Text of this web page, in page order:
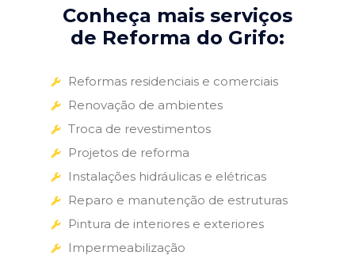
Conheça mais serviços
de Reforma do Grifo:
Reformas residenciais e comerciais
Renovação de ambientes
Troca de revestimentos
Projetos de reforma
Instalações hidráulicas e elétricas
Reparo e manutenção de estruturas
Pintura de interiores e exteriores
Impermeabilização